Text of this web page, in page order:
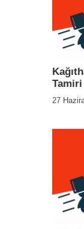
Tamiri
27